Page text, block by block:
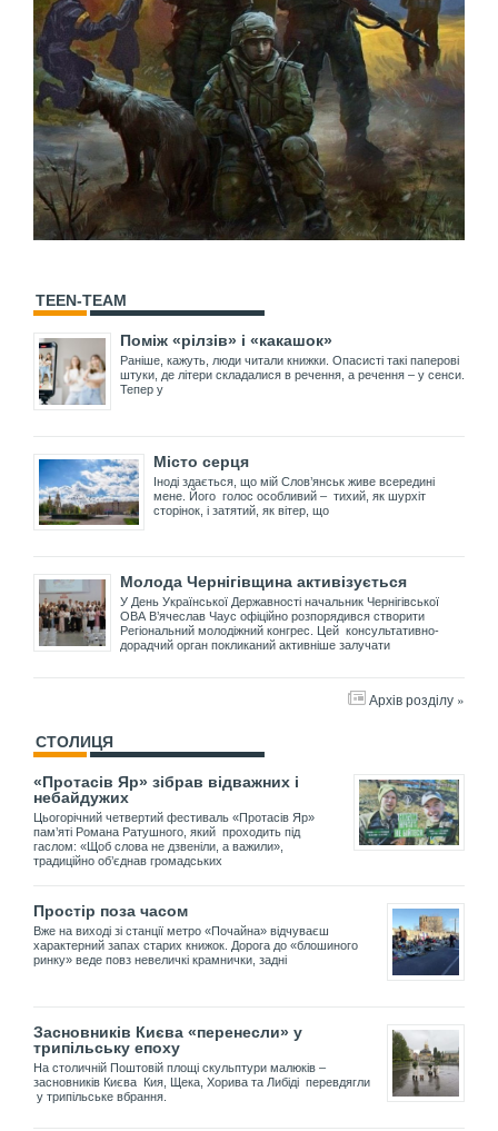
TEEN-TEAM
Поміж «рілзів» і «какашок»
Раніше, кажуть, люди читали книжки. Опасисті такі паперові
штуки, де літери складалися в речення, а речення – у сенси.
Тепер у
Місто серця
Іноді здається, що мій Слов’янськ живе всередині
мене. Його голос особливий – тихий, як шурхіт
сторінок, і затятий, як вітер, що
Молода Чернігівщина активізується
У День Української Державності начальник Чернігівської
ОВА В’ячеслав Чаус офіційно розпорядився створити
Регіональний молодіжний конгрес. Цей консультативно-
дорадчий орган покликаний активніше залучати
Архів розділу »
СТОЛИЦЯ
«Протасів Яр» зібрав відважних і
небайдужих
Цьогорічний четвертий фестиваль «Протасів Яр»
пам’яті Романа Ратушного, який проходить під
гаслом: «Щоб слова не дзвеніли, а важили»,
традиційно об’єднав громадських
Простір поза часом
Вже на виході зі станції метро «Почайна» відчуваєш
характерний запах старих книжок. Дорога до «блошиного
ринку» веде повз невеличкі крамнички, задні
Засновників Києва «перенесли» у
трипільську епоху
На столичній Поштовій площі скульптури малюків –
засновників Києва Кия, Щека, Хорива та Либіді перевдягли
у трипільське вбрання.